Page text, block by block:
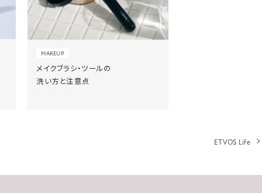
MAKEUP
メイクブラシ・ツールの
洗い方と注意点
ETVOS Life